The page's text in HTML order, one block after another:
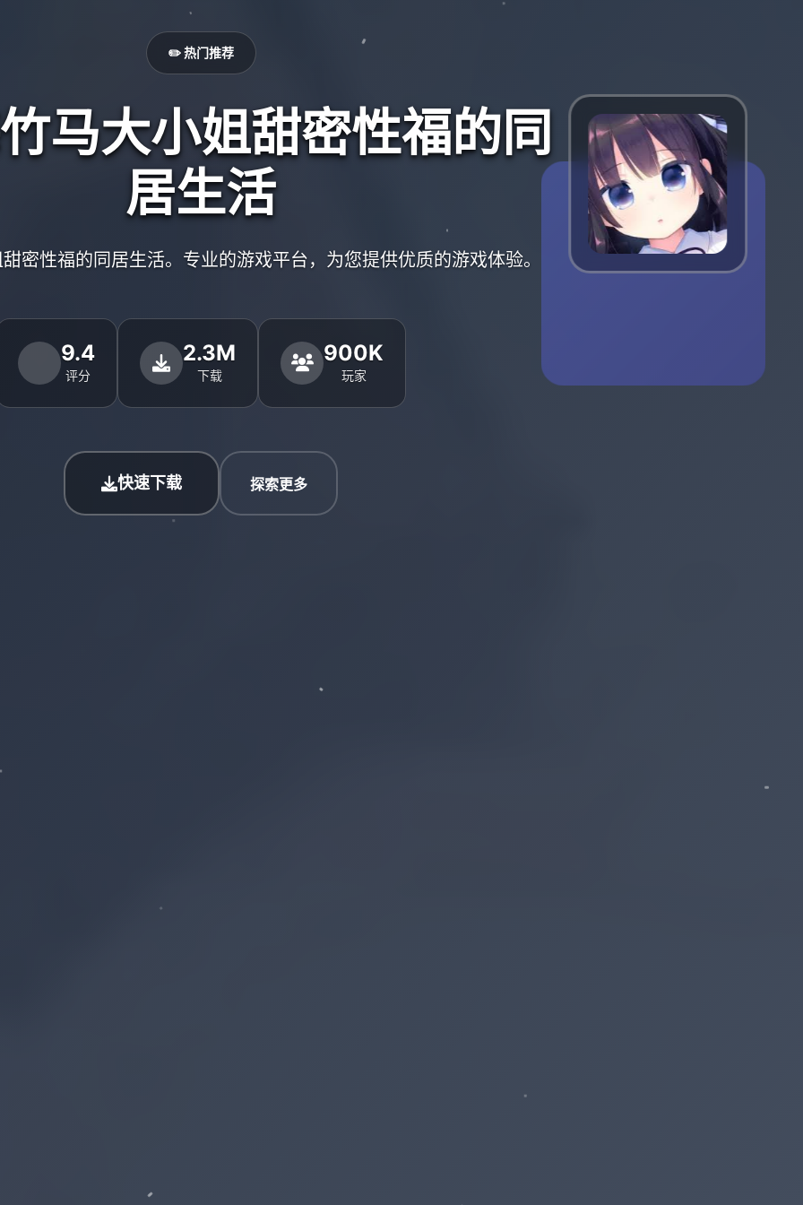
✏️ 热门推荐
马大小姐甜密性福的同
居生活
密性福的同居生活。专业的游戏平台，为您提供优质的游戏体验。
9.4
评分
2.3M
下载
900K
玩家
快速下载 探索更多